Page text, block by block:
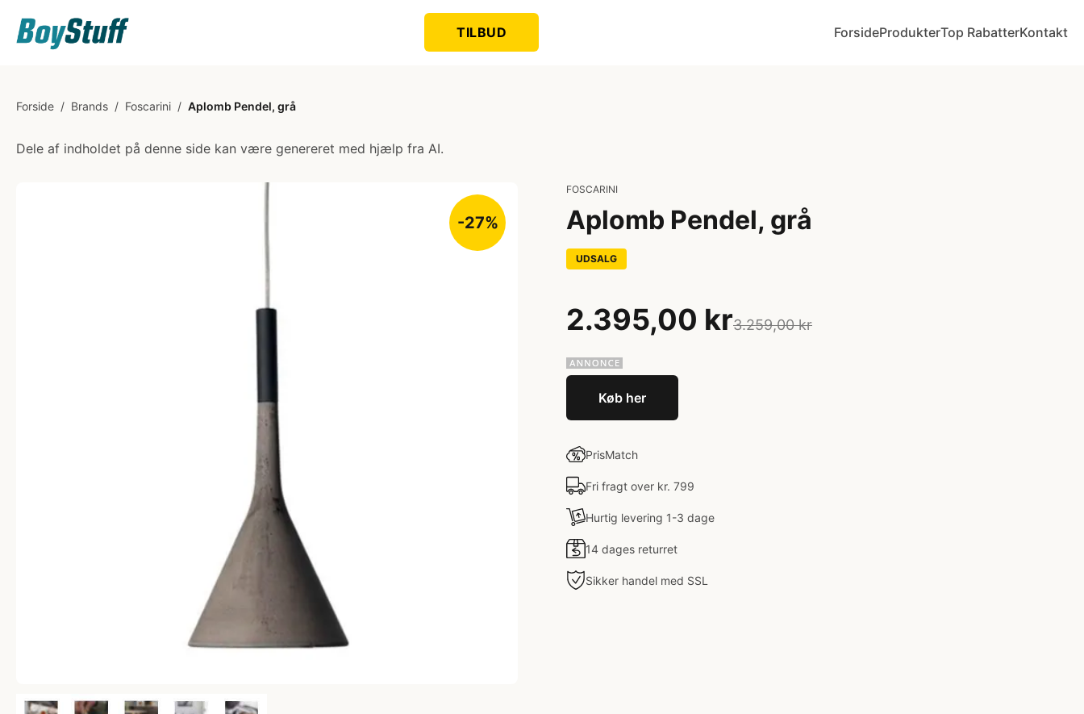
TILBUD ForsideProdukterTop RabatterKontakt
Forside / Brands / Foscarini / Aplomb Pendel, grå
Dele af indholdet på denne side kan være genereret med hjælp fra AI.
-27%
FOSCARINI
Aplomb Pendel, grå
UDSALG
2.395,00 kr3.259,00 kr
Køb her
PrisMatch
Fri fragt over kr. 799
Hurtig levering 1-3 dage
14 dages returret
Sikker handel med SSL